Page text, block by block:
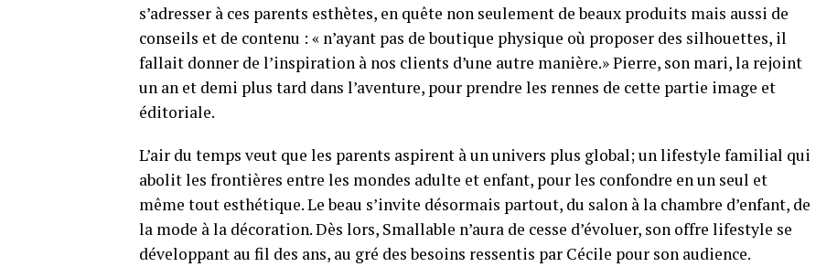
s’adresser à ces parents esthètes, en quête non seulement de beaux produits mais aussi de
conseils et de contenu : « n’ayant pas de boutique physique où proposer des silhouettes, il
fallait donner de l’inspiration à nos clients d’une autre manière.» Pierre, son mari, la rejoint
un an et demi plus tard dans l’aventure, pour prendre les rennes de cette partie image et
éditoriale.
L’air du temps veut que les parents aspirent à un univers plus global; un lifestyle familial qui
abolit les frontières entre les mondes adulte et enfant, pour les confondre en un seul et
même tout esthétique. Le beau s’invite désormais partout, du salon à la chambre d’enfant, de
la mode à la décoration. Dès lors, Smallable n’aura de cesse d’évoluer, son offre lifestyle se
développant au fil des ans, au gré des besoins ressentis par Cécile pour son audience.